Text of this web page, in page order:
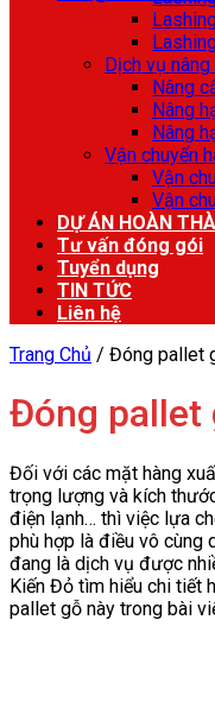
Dịch vụ nâng
Nâng
Nâng
Nâng
Vận chuyển
Vận
Vận
DỰ ÁN HOÀN
Tư vấn đóng gói
Tuyển dụng
TIN TỨC
Liên hệ
Trang Chủ / Đóng pallet
Đóng pallet
Đối với các mặt hàng
trọng lượng và kích
điện lạnh… thì việc lựa
phù hợp là điều vô cùng
đang là dịch vụ được
Kiến Đỏ tìm hiểu chi tiết
pallet gỗ này trong bài